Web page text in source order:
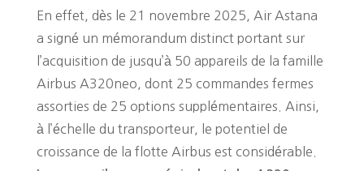
En effet, dès le 21 novembre 2025, Air Astana
a signé un mémorandum distinct portant sur
l’acquisition de jusqu’à 50 appareils de la famille
Airbus A320neo, dont 25 commandes fermes
assorties de 25 options supplémentaires. Ainsi,
à l’échelle du transporteur, le potentiel de
croissance de la flotte Airbus est considérable.